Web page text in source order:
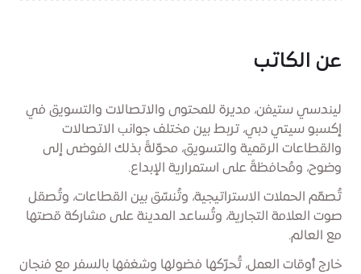
عن الكاتب
ليندسي ستيفن، مديرة للمحتوى والاتصالات والتسويق في
إكسبو سيتي دبي، تربط بين مختلف جوانب الاتصالات
والقطاعات الرقمية والتسويق، محوّلةً بذلك الفوضى إلى
وضوح، ومُحافظةً على استمرارية الإبداع.
تُصمّم الحملات الاستراتيجية، وتُنسّق بين القطاعات، وتُصقل
صوت العلامة التجارية، وتُساعد المدينة على مشاركة قصتها
مع العالم.
خارج أوقات العمل، تُحرّكها فضولها وشغفها بالسفر مع فنجان